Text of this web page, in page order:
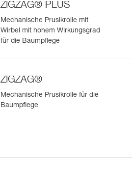
ZIGZAG® PLUS
Mechanische Prusikrolle mit
Wirbel mit hohem Wirkungsgrad
für die Baumpflege
ZIGZAG®
Mechanische Prusikrolle für die
Baumpflege